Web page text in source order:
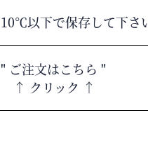
10℃以下で保存して下さ
" ご注文はこちら "
↑ クリック ↑